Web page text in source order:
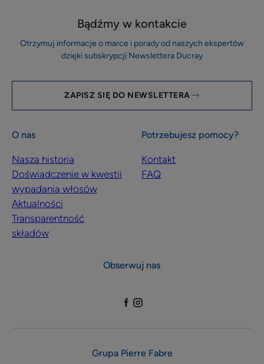
Bądźmy w kontakcie
Otrzymuj informacje o marce i porady od naszych ekspertów
dzięki subskrypcji Newslettera Ducray
ZAPISZ SIĘ DO NEWSLETTERA
O nas
Nasza historia
Doświadczenie w kwestii
wypadania włosów
Aktualności
Transparentność
składów
Potrzebujesz pomocy?
Kontakt
FAQ
Obserwuj nas
Grupa Pierre Fabre